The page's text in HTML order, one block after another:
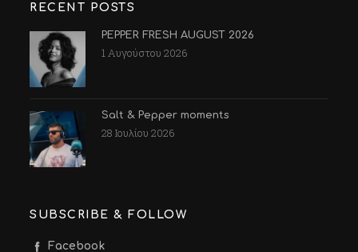
RECENT POSTS
PEPPER FRESH AUGUST 2026
1 Αυγούστου 2026
Salt & Pepper moments
28 Ιουλίου 2026
SUBSCRIBE & FOLLOW
Facebook